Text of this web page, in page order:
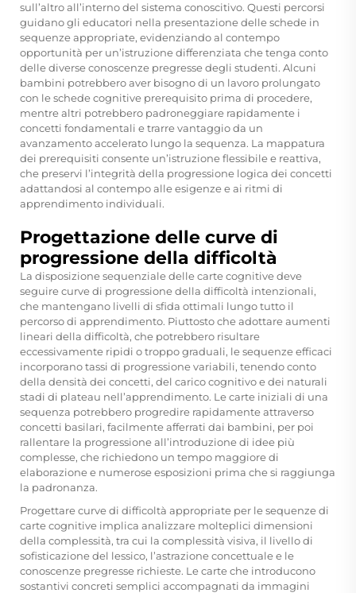
sull’altro all’interno del sistema conoscitivo. Questi percorsi
guidano gli educatori nella presentazione delle schede in
sequenze appropriate, evidenziando al contempo
opportunità per un’istruzione differenziata che tenga conto
delle diverse conoscenze pregresse degli studenti. Alcuni
bambini potrebbero aver bisogno di un lavoro prolungato
con le schede cognitive prerequisito prima di procedere,
mentre altri potrebbero padroneggiare rapidamente i
concetti fondamentali e trarre vantaggio da un
avanzamento accelerato lungo la sequenza. La mappatura
dei prerequisiti consente un’istruzione flessibile e reattiva,
che preservi l’integrità della progressione logica dei concetti
adattandosi al contempo alle esigenze e ai ritmi di
apprendimento individuali.
Progettazione delle curve di
progressione della difficoltà
La disposizione sequenziale delle carte cognitive deve
seguire curve di progressione della difficoltà intenzionali,
che mantengano livelli di sfida ottimali lungo tutto il
percorso di apprendimento. Piuttosto che adottare aumenti
lineari della difficoltà, che potrebbero risultare
eccessivamente ripidi o troppo graduali, le sequenze efficaci
incorporano tassi di progressione variabili, tenendo conto
della densità dei concetti, del carico cognitivo e dei naturali
stadi di plateau nell’apprendimento. Le carte iniziali di una
sequenza potrebbero progredire rapidamente attraverso
concetti basilari, facilmente afferrati dai bambini, per poi
rallentare la progressione all’introduzione di idee più
complesse, che richiedono un tempo maggiore di
elaborazione e numerose esposizioni prima che si raggiunga
la padronanza.
Progettare curve di difficoltà appropriate per le sequenze di
carte cognitive implica analizzare molteplici dimensioni
della complessità, tra cui la complessità visiva, il livello di
sofisticazione del lessico, l’astrazione concettuale e le
conoscenze pregresse richieste. Le carte che introducono
sostantivi concreti semplici accompagnati da immagini